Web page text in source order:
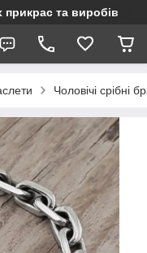
прикрас та виробів
Чоловічі срібні